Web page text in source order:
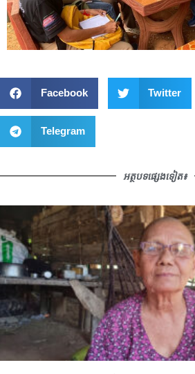
Facebook Twitter
Telegram
អត្ថបទផ្សេងទៀត៖